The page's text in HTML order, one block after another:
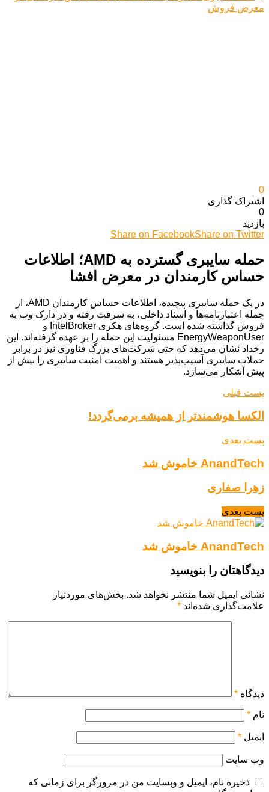
0
اشتراک گذاری‌
0
بازدید
Share on FacebookShare on Twitter
حمله سایبری گسترده به AMD؛ اطلاعات
حساس کارمندان در معرض افشا
در یک حمله سایبری پیچیده، اطلاعات حساس کارمندان AMD، از
جمله اعتبارنامه‌ها و اسناد داخلی، به سرقت رفته و در دارک وب به
فروش گذاشته شده است. گروه‌های هکری IntelBroker و
EnergyWeaponUser مسئولیت این حمله را بر عهده گرفته‌اند. این
رخداد نشان می‌دهد که حتی شرکت‌های بزرگ فناوری نیز در برابر
حملات سایبری آسیب‌پذیر هستند و اهمیت امنیت سایبری را بیش از
پیش آشکار می‌سازد.
پست قبلی
الکسا هوشمندتر از همیشه برمی‌گردد!
پست بعدی
AnandTech خاموش شد
زهرا صفاری
پست بعدی
AnandTech خاموش شد
دیدگاهتان را بنویسید
نشانی ایمیل شما منتشر نخواهد شد. بخش‌های موردنیاز
علامت‌گذاری شده‌اند *
دیدگاه *
نام *
ایمیل *
وب‌ سایت
ذخیره نام، ایمیل و وبسایت من در مرورگر برای زمانی که